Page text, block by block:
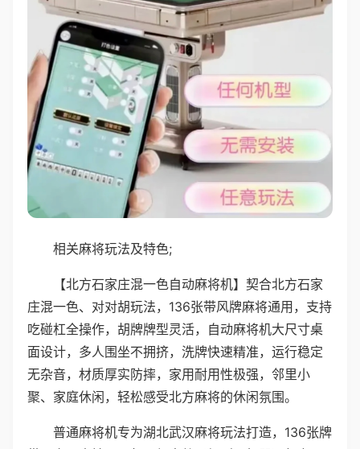
相关麻将玩法及特色;
【北方石家庄混一色自动麻将机】契合北方石家
庄混一色、对对胡玩法，136张带风牌麻将通用，支持
吃碰杠全操作，胡牌牌型灵活，自动麻将机大尺寸桌
面设计，多人围坐不拥挤，洗牌快速精准，运行稳定
无杂音，材质厚实防摔，家用耐用性极强，邻里小
聚、家庭休闲，轻松感受北方麻将的休闲氛围。
普通麻将机专为湖北武汉麻将玩法打造，136张牌